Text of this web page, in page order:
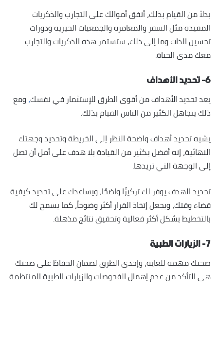
بدلاً من القيام بذلك، أنفق أموالك على التجارب والذكريات
المفيدة مثل السفر والمغامرة والجمعيات الخيرية ودورات
تحسين الذات وما إلى ذلك، ستستمر هذه الذكريات والتجارب
معك مدى الحياة.
٦- تحديد الأهداف
يعد تحديد الأهداف من أقوى الطرق للإستثمار في نفسك، ومع
ذلك يتجاهل الكثير من الناس القيام بذلك.
يشبه تحديد أهداف واضحة النظر إلى الخريطة وتحديد وجهتك
النهائية، إنه أفضل بكثير من القيادة بلا هدف على أمل أن تصل
إلى الوجهة التي تريدها.
تحديد الهدف يوفر لك تركيزًا واضحًا، ويساعدك على تحديد كيفية
قضاء وقتك، ويجعل إتخاذ القرار أكثر وضوحاً، كما يسمح لك
بالتخطيط بشكل أكثر فعالية وتحقيق نتائج مذهلة.
٧- الزيارات الطبية
صحتك مهمة للغاية، وإحدى الطرق لضمان الحفاظ على صحتك
هي التأكد من عدم إهمال الفحوصات والزيارات الطبية المنتظمة.